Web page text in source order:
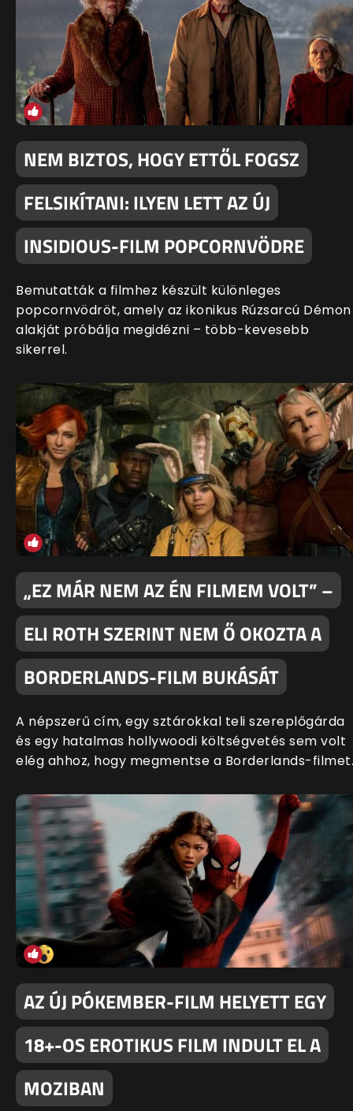
NEM BIZTOS, HOGY ETTŐL FOGSZ
FELSIKÍTANI: ILYEN LETT AZ ÚJ
INSIDIOUS-FILM POPCORNVÖDRE
Bemutatták a filmhez készült különleges
popcornvödröt, amely az ikonikus Rúzsarcú Démon
alakját próbálja megidézni – több-kevesebb
sikerrel.
„EZ MÁR NEM AZ ÉN FILMEM VOLT” –
ELI ROTH SZERINT NEM Ő OKOZTA A
BORDERLANDS-FILM BUKÁSÁT
A népszerű cím, egy sztárokkal teli szereplőgárda
és egy hatalmas hollywoodi költségvetés sem volt
elég ahhoz, hogy megmentse a Borderlands-filmet.
AZ ÚJ PÓKEMBER-FILM HELYETT EGY
18+-OS EROTIKUS FILM INDULT EL A
MOZIBAN